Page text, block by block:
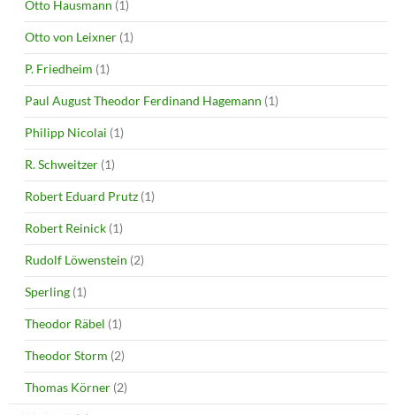
Otto Hausmann (1)
Otto von Leixner (1)
P. Friedheim (1)
Paul August Theodor Ferdinand Hagemann (1)
Philipp Nicolai (1)
R. Schweitzer (1)
Robert Eduard Prutz (1)
Robert Reinick (1)
Rudolf Löwenstein (2)
Sperling (1)
Theodor Räbel (1)
Theodor Storm (2)
Thomas Körner (2)